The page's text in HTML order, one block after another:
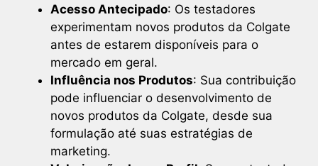
Acesso Antecipado: Os testadores
experimentam novos produtos da Colgate
antes de estarem disponíveis para o
mercado em geral.
Influência nos Produtos: Sua contribuição
pode influenciar o desenvolvimento de
novos produtos da Colgate, desde sua
formulação até suas estratégias de
marketing.